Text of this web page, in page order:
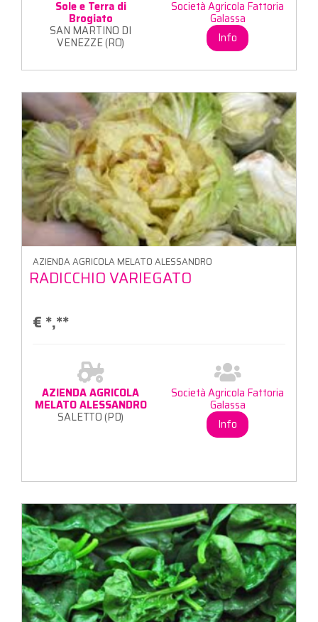
Sole e Terra di
Brogiato
SAN MARTINO DI
VENEZZE (RO)
Società Agricola Fattoria
Galassa
Info
AZIENDA AGRICOLA MELATO ALESSANDRO
RADICCHIO VARIEGATO
€ *,**
AZIENDA AGRICOLA
MELATO ALESSANDRO
SALETTO (PD)
Società Agricola Fattoria
Galassa
Info